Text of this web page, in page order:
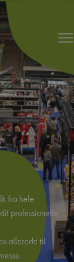
fra hele
professionelle
allerede til